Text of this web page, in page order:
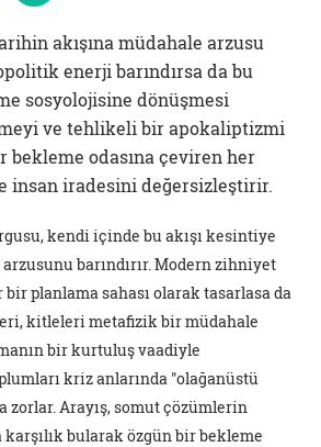
akışına müdahale arzusu
enerji barındırsa da bu
sosyolojisine dönüşmesi
ve tehlikeli bir apokaliptizmi
bekleme odasına çeviren her
insan iradesini değersizleştirir.
kendi içinde bu akışı kesintiye
barındırır. Modern zihniyet
planlama sahası olarak tasarlasa da
kitleleri metafizik bir müdahale
bir kurtuluş vaadiyle
kriz anlarında "olağanüstü
zorlar. Arayış, somut çözümlerin
bularak özgün bir bekleme